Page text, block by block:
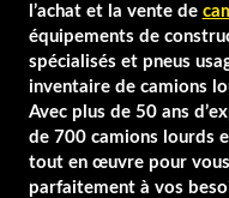
l’achat et la vente de
équipements de
spécialisés et pneus
inventaire de camions
Avec plus de 50 ans
de 700 camions lourds
tout en œuvre pour
parfaitement à vos